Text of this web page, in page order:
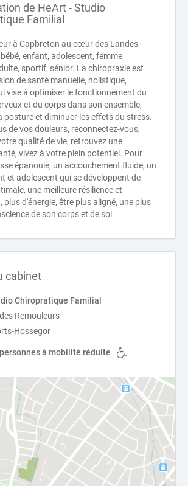
de HeArt - Studio
Familial
à Capbreton au cœur des Landes
enfant, adolescent, femme
sportif, sénior. La chiropraxie est
de santé manuelle, holistique,
vise à optimiser le fonctionnement du
et du corps dans son ensemble,
posture et diminuer les effets du stress.
de vos douleurs, reconnectez-vous,
qualité de vie, retrouvez une
vivez à votre plein potentiel. Pour
épanouie, un accouchement fluide, un
et adolescent qui se développent de
une meilleure résilience et
d'énergie, être plus aligné, une plus
de son corps et de soi.
cabinet
Chiropratique Familial
Remouleurs
Hossegor
à mobilité réduite